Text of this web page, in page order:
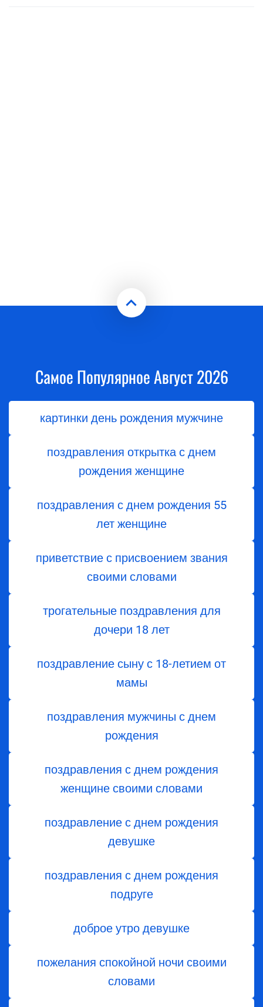
Самое Популярное Август 2026
картинки день рождения мужчине
поздравления открытка с днем
рождения женщине
поздравления с днем ​​рождения 55
лет женщине
приветствие с присвоением звания
своими словами
трогательные поздравления для
дочери 18 лет
поздравление сыну с 18-летием от
мамы
поздравления мужчины с днем
рождения
поздравления с днем рождения
женщине своими словами
поздравление с днем рождения
девушке
поздравления с днем рождения
подруге
доброе утро девушке
пожелания спокойной ночи своими
словами